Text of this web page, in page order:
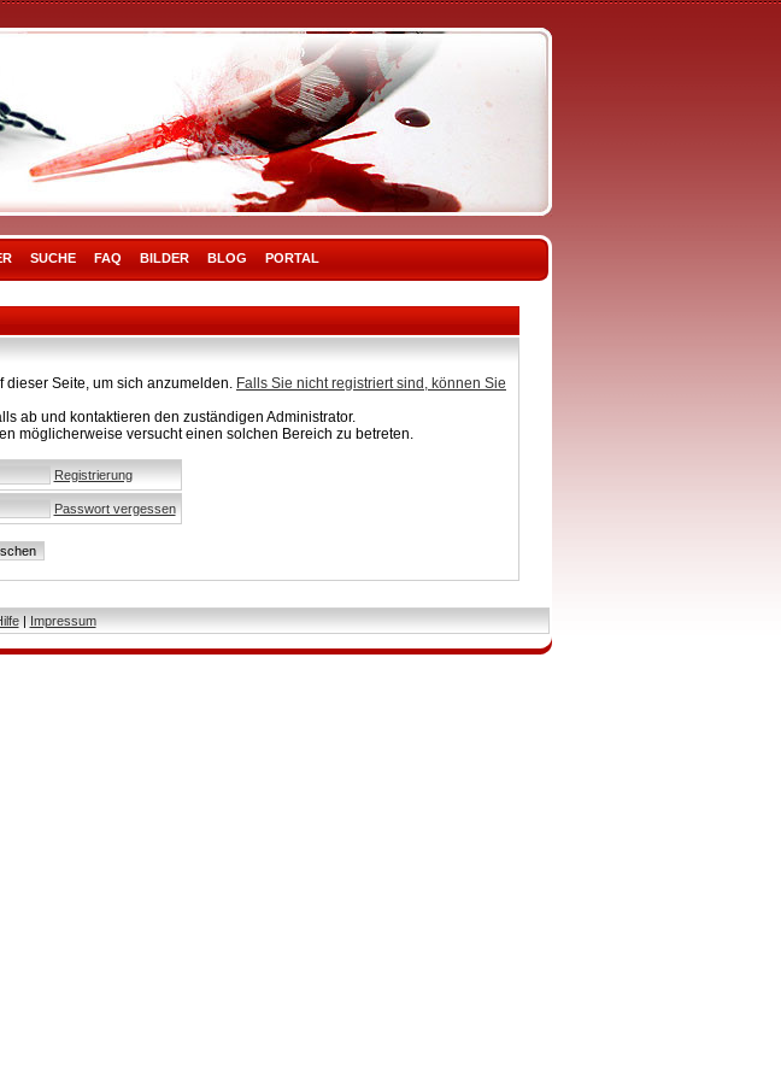
SUCHE FAQ BILDER BLOG PORTAL
Seite, um sich anzumelden. Falls Sie nicht registriert sind, können Sie
ab und kontaktieren den zuständigen Administrator.
möglicherweise versucht einen solchen Bereich zu betreten.
Registrierung
Passwort vergessen
| Impressum